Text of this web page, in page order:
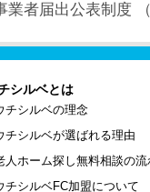
業者届出公表制度
シルベとは
チシルベの理念
チシルベが選ばれる理由
人ホーム探し無料相談の流
チシルベFC加盟について